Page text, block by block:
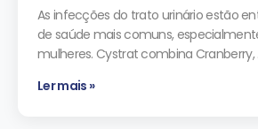
As infecções do trato urinário estão
de saúde mais comuns,
mulheres. Cystrat combina Cranberry,
Ler mais »